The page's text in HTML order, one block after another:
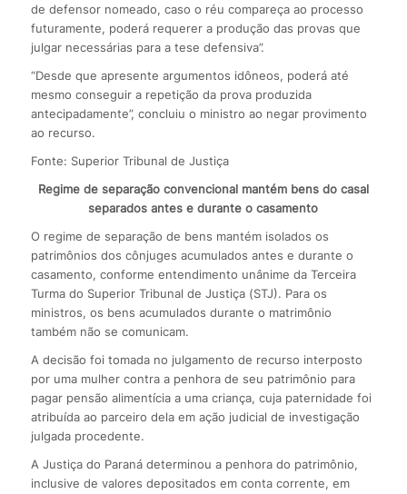
de defensor nomeado, caso o réu compareça ao processo
futuramente, poderá requerer a produção das provas que
julgar necessárias para a tese defensiva”.
“Desde que apresente argumentos idôneos, poderá até
mesmo conseguir a repetição da prova produzida
antecipadamente”, concluiu o ministro ao negar provimento
ao recurso.
Fonte: Superior Tribunal de Justiça
Regime de separação convencional mantém bens do casal
separados antes e durante o casamento
O regime de separação de bens mantém isolados os
patrimônios dos cônjuges acumulados antes e durante o
casamento, conforme entendimento unânime da Terceira
Turma do Superior Tribunal de Justiça (STJ). Para os
ministros, os bens acumulados durante o matrimônio
também não se comunicam.
A decisão foi tomada no julgamento de recurso interposto
por uma mulher contra a penhora de seu patrimônio para
pagar pensão alimentícia a uma criança, cuja paternidade foi
atribuída ao parceiro dela em ação judicial de investigação
julgada procedente.
A Justiça do Paraná determinou a penhora do patrimônio,
inclusive de valores depositados em conta corrente, em